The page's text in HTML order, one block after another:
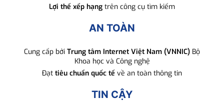
Lợi thế xếp hạng trên công cụ tìm kiếm
AN TOÀN
Cung cấp bởi Trung tâm Internet Việt Nam (VNNIC) Bộ
Khoa học và Công nghệ
Đạt tiêu chuẩn quốc tế về an toàn thông tin
TIN CẬY